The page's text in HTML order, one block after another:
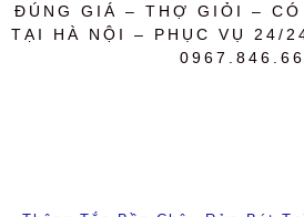
ĐÚNG GIÁ – THỢ GIỎI – CÓ
TẠI HÀ NỘI – PHỤC VỤ 24/